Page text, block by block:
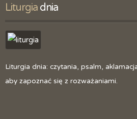
Liturgia dnia
Liturgia dnia: czytania, psalm,
aby zapoznać się z rozważaniami.